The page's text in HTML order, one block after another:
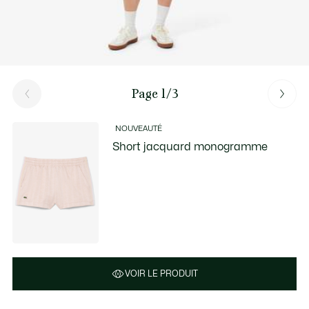
Page 1/3
NOUVEAUTÉ
Short jacquard monogramme
VOIR LE PRODUIT